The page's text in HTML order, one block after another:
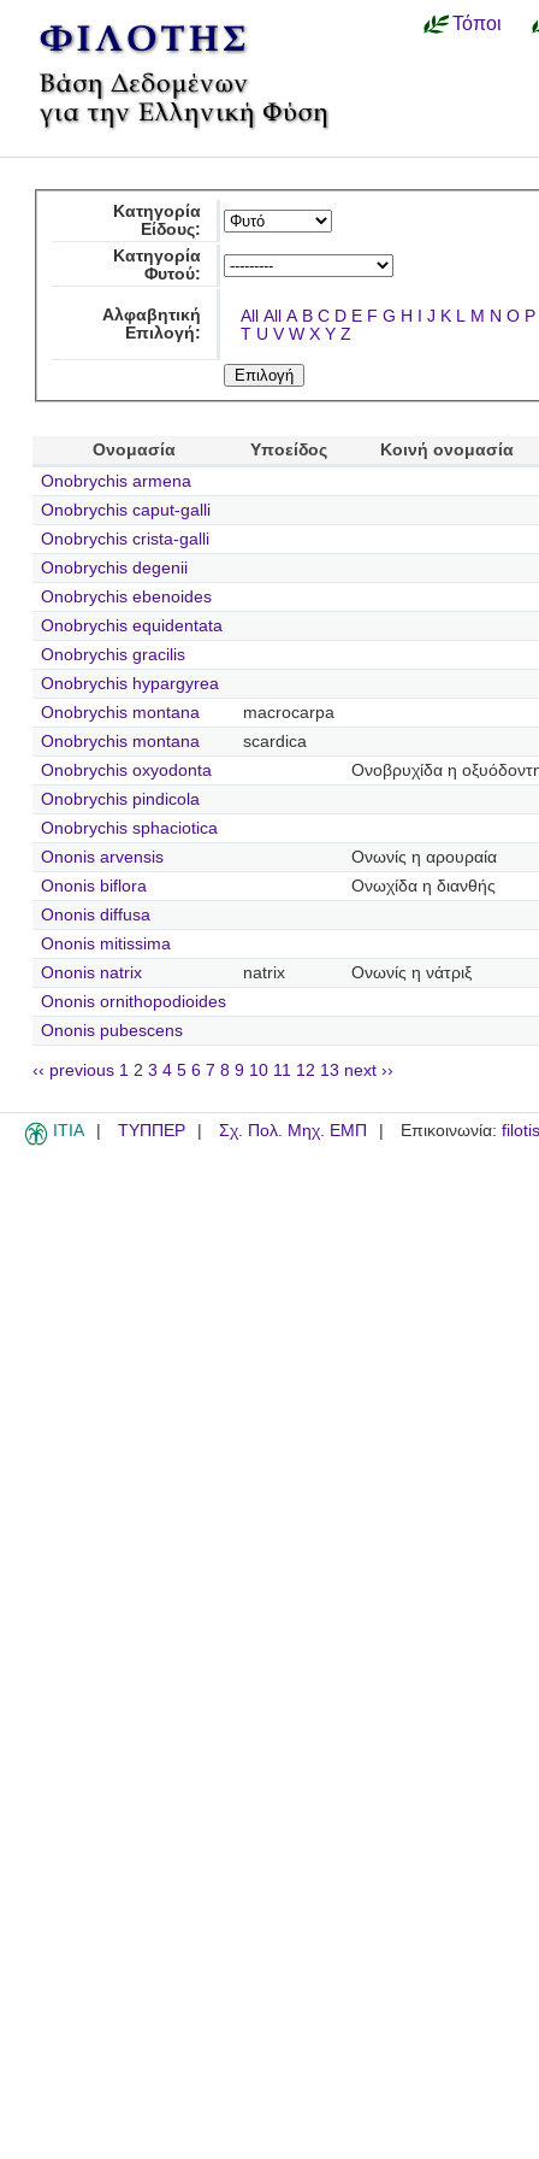
Τόποι
Κατηγορία
Είδους:
Κατηγορία
Φυτού:
Αλφαβητική
Επιλογή:
All All A B C D E F G H I J K L M N O P
T U V W X Y Z
Ονομασία Υποείδος
Κοινή ονομασία
Onobrychis armena
Onobrychis caput-galli
Onobrychis crista-galli
Onobrychis degenii
Onobrychis ebenoides
Onobrychis equidentata
Onobrychis gracilis
Onobrychis hypargyrea
Onobrychis montana
macrocarpa
Onobrychis montana
scardica
Onobrychis oxyodonta
Ονοβρυχίδα η
Onobrychis pindicola
Onobrychis sphaciotica
Ononis arvensis
Ονωνίς η αρουραία
Ononis biflora
Ονωχίδα η διανθής
Ononis diffusa
Ononis mitissima
Ononis natrix
natrix
Ονωνίς η νάτριξ
Ononis ornithopodioides
Ononis pubescens
‹‹ previous 1 2 3 4 5 6 7 8 9 10 11 12 13 next ››
ITIA ΤΥΠΠΕΡ Σχ. Πολ. Μηχ. ΕΜΠ Επικοινωνία: